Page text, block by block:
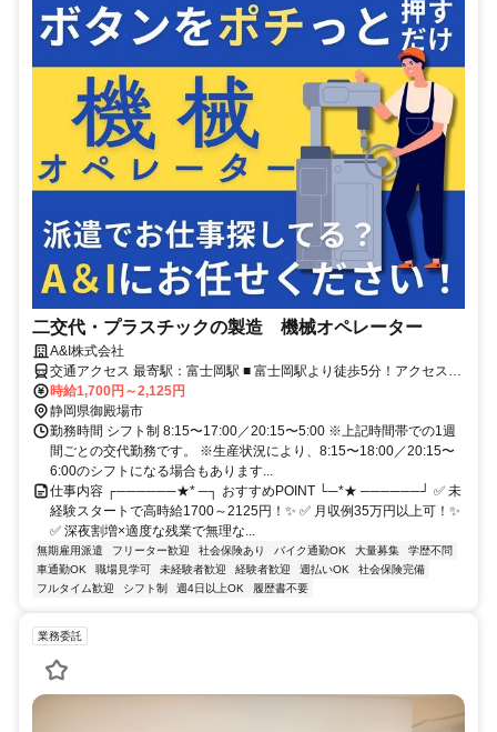
二交代・プラスチックの製造 機械オペレーター
A&I株式会社
交通アクセス 最寄駅：富士岡駅 ■ 富士岡駅より徒歩5分！アクセス良
好◎ ■ 車、自転車での通勤OK！
時給1,700円～2,125円
静岡県御殿場市
勤務時間 シフト制 8:15〜17:00／20:15〜5:00 ※上記時間帯での1週
間ごとの交代勤務です。 ※生産状況により、8:15〜18:00／20:15〜
6:00のシフトになる場合もあります...
仕事内容 ┌──────★* ─┐ おすすめPOINT └─*★ ──────┘ ✅ 未
経験スタートで高時給1700～2125円！✨ ✅ 月収例35万円以上可！✨
✅ 深夜割増×適度な残業で無理な...
無期雇用派遣 フリーター歓迎 社会保険あり バイク通勤OK 大量募集
学歴不問
車通勤OK
職場見学可 未経験者歓迎 経験者歓迎 週払いOK
社会保険完備
フルタイム歓迎
シフト制 週4日以上OK 履歴書不要
業務委託